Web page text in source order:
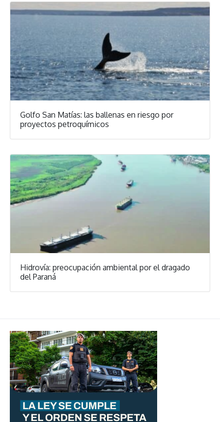
Golfo San Matías: las ballenas en riesgo por
proyectos petroquímicos
Hidrovía: preocupación ambiental por el dragado
del Paraná